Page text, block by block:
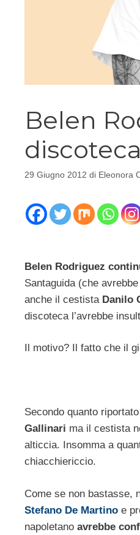
Belen
29 Giugno 2012 di Eleonora
Belen Rodriguez
Santaguida (che
anche il cestista Danilo
discoteca l’avrebbe
Il motivo? Il fatto che il
Secondo quanto
Gallinari ma il cestista
alticcia. Insomma a
chiacchiericcio.
Come se non bastasse,
Stefano De Martino e
napoletano avrebbe